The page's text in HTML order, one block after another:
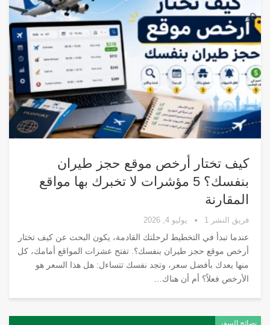
كيف تختار أرخص موقع حجز طيران
بنفسك؟ 5 مؤشرات لا تخبرك بها مواقع
المقارنة
فريق النشر 1 يوليو 4, 2026
عندما تبدأ في التخطيط لرحلتك القادمة، يكون البحث عن كيف تختار
أرخص موقع حجز طيران بنفسك؟. تفتح عشرات المواقع أمامك، كل
منها يعدك بأفضل سعر، وتجد نفسك تتساءل: هل هذا السعر هو
الأرخص فعلاً؟ أم أن هناك
نصائح السفر